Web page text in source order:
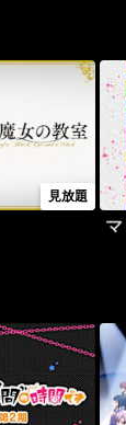
見放題